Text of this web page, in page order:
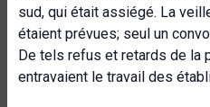
sud, qui était assiégé. La
étaient prévues; seul un
De tels refus et retards de la
entravaient le travail des